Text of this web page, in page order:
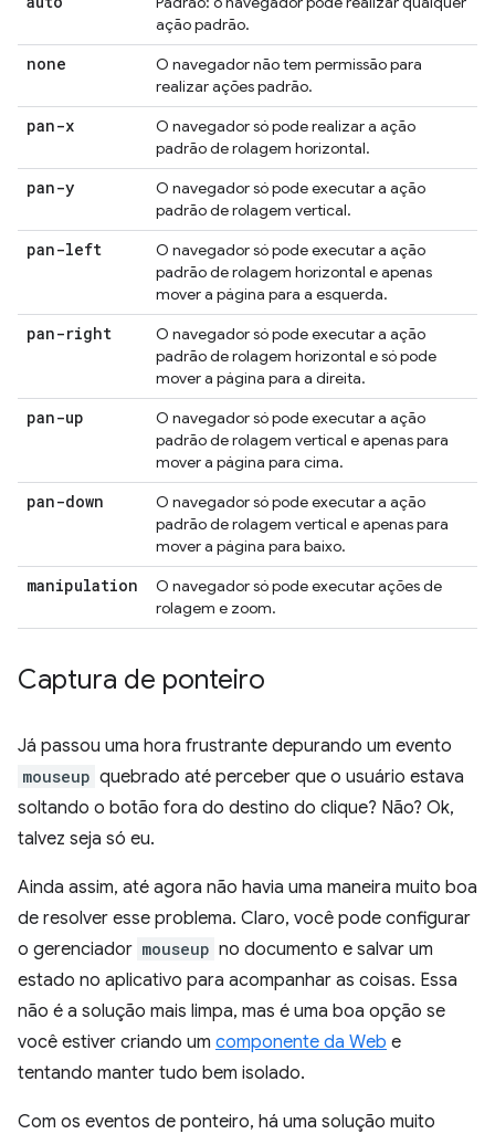
ação padrão.
none
O navegador não tem permissão para
realizar ações padrão.
pan-x
O navegador só pode realizar a ação
padrão de rolagem horizontal.
pan-y
O navegador só pode executar a ação
padrão de rolagem vertical.
pan-left
O navegador só pode executar a ação
padrão de rolagem horizontal e apenas
mover a página para a esquerda.
pan-right
O navegador só pode executar a ação
padrão de rolagem horizontal e só pode
mover a página para a direita.
pan-up
O navegador só pode executar a ação
padrão de rolagem vertical e apenas para
mover a página para cima.
pan-down
O navegador só pode executar a ação
padrão de rolagem vertical e apenas para
mover a página para baixo.
manipulation
O navegador só pode executar ações de
rolagem e zoom.
Captura de ponteiro
Já passou uma hora frustrante depurando um evento
mouseup quebrado até perceber que o usuário estava
soltando o botão fora do destino do clique? Não? Ok,
talvez seja só eu.
Ainda assim, até agora não havia uma maneira muito boa
de resolver esse problema. Claro, você pode configurar
o gerenciador mouseup no documento e salvar um
estado no aplicativo para acompanhar as coisas. Essa
não é a solução mais limpa, mas é uma boa opção se
você estiver criando um componente da Web e
tentando manter tudo bem isolado.
Com os eventos de ponteiro, há uma solução muito